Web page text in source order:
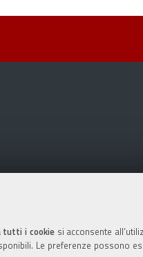
tutti i cookiesi acconsente
Le preferenze possono